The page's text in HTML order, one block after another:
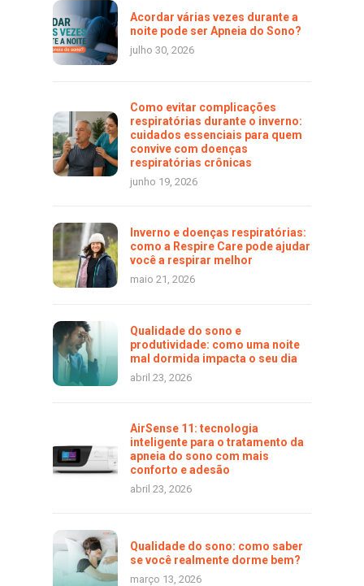
Acordar várias vezes durante a
noite pode ser Apneia do Sono?
julho 30, 2026
Como evitar complicações
respiratórias durante o inverno:
cuidados essenciais para quem
convive com doenças
respiratórias crônicas
junho 19, 2026
Inverno e doenças respiratórias:
como a Respire Care pode ajudar
você a respirar melhor
maio 21, 2026
Qualidade do sono e
produtividade: como uma noite
mal dormida impacta o seu dia
abril 23, 2026
AirSense 11: tecnologia
inteligente para o tratamento da
apneia do sono com mais
conforto e adesão
abril 23, 2026
Qualidade do sono: como saber
se você realmente dorme bem?
março 13, 2026